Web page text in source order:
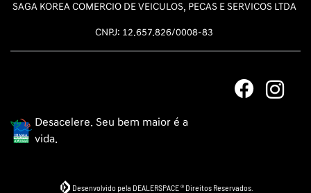
SAGA KOREA COMERCIO DE VEICULOS, PECAS E SERVICOS LTDA
CNPJ: 12.657.826/0008-83
Desacelere. Seu bem maior é a
vida.
Desenvolvido pela DEALERSPACE ® Direitos Reservados.